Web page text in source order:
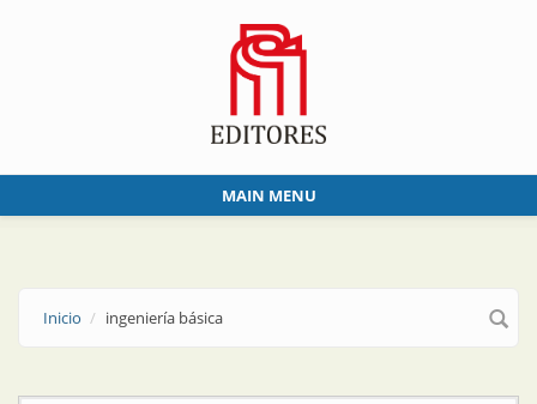
MAIN MENU
Inicio ingeniería básica